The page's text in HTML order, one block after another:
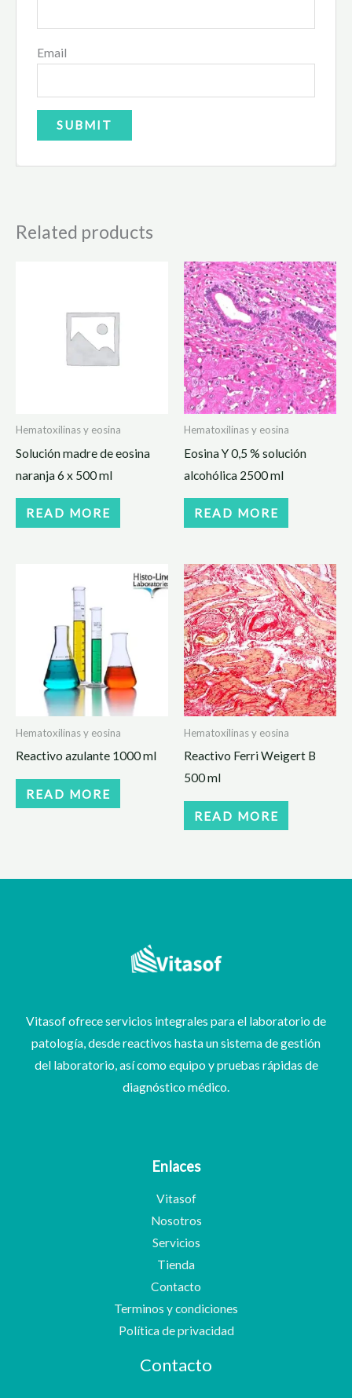
Email
Related products
Hematoxilinas y eosina
Solución madre de eosina
naranja 6 x 500 ml
READ MORE
Hematoxilinas y eosina
Eosina Y 0,5 % solución
alcohólica 2500 ml
READ MORE
Hematoxilinas y eosina
Reactivo azulante 1000 ml
READ MORE
Hematoxilinas y eosina
Reactivo Ferri Weigert B
500 ml
READ MORE
Vitasof ofrece servicios integrales para el laboratorio de
patología, desde reactivos hasta un sistema de gestión
del laboratorio, así como equipo y pruebas rápidas de
diagnóstico médico.
Enlaces
Vitasof
Nosotros
Servicios
Tienda
Contacto
Terminos y condiciones
Política de privacidad
Contacto